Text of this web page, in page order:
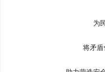
为
将矛盾